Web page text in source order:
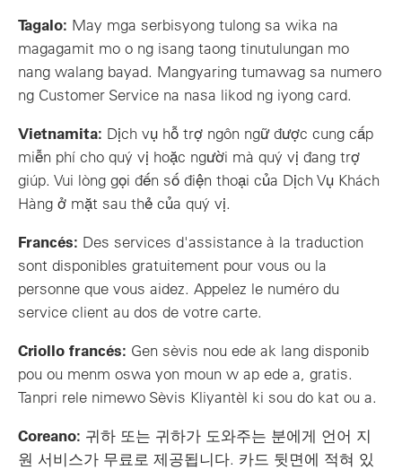
Tagalo: May mga serbisyong tulong sa wika na
magagamit mo o ng isang taong tinutulungan mo
nang walang bayad. Mangyaring tumawag sa numero
ng Customer Service na nasa likod ng iyong card.
Vietnamita: Dịch vụ hỗ trợ ngôn ngữ được cung cấp
miễn phí cho quý vị hoặc người mà quý vị đang trợ
giúp. Vui lòng gọi đến số điện thoại của Dịch Vụ Khách
Hàng ở mặt sau thẻ của quý vị.
Francés: Des services d'assistance à la traduction
sont disponibles gratuitement pour vous ou la
personne que vous aidez. Appelez le numéro du
service client au dos de votre carte.
Criollo francés: Gen sèvis nou ede ak lang disponib
pou ou menm oswa yon moun w ap ede a, gratis.
Tanpri rele nimewo Sèvis Kliyantèl ki sou do kat ou a.
Coreano: 귀하 또는 귀하가 도와주는 분에게 언어 지
원 서비스가 무료로 제공됩니다. 카드 뒷면에 적혀 있